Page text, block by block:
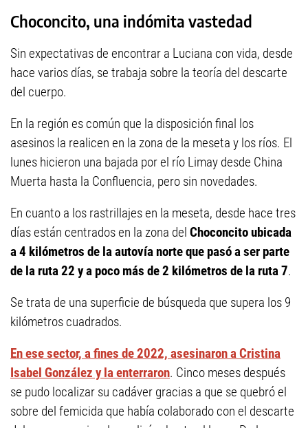
Choconcito, una indómita vastedad
Sin expectativas de encontrar a Luciana con vida, desde
hace varios días, se trabaja sobre la teoría del descarte
del cuerpo.
En la región es común que la disposición final los
asesinos la realicen en la zona de la meseta y los ríos. El
lunes hicieron una bajada por el río Limay desde China
Muerta hasta la Confluencia, pero sin novedades.
En cuanto a los rastrillajes en la meseta, desde hace tres
días están centrados en la zona del Choconcito ubicada
a 4 kilómetros de la autovía norte que pasó a ser parte
de la ruta 22 y a poco más de 2 kilómetros de la ruta 7.
Se trata de una superficie de búsqueda que supera los 9
kilómetros cuadrados.
En ese sector, a fines de 2022, asesinaron a Cristina
Isabel González y la enterraron. Cinco meses después
se pudo localizar su cadáver gracias a que se quebró el
sobre del femicida que había colaborado con el descarte